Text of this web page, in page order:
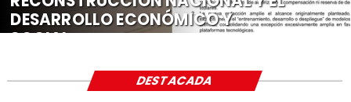
DESARROLLO ECONÓMICO Y
SOCIAL
DESTACADA